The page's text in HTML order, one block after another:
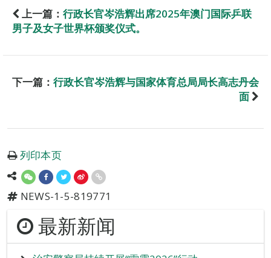
上一篇： 行政长官岑浩辉出席2025年澳门国际乒联
男子及女子世界杯颁奖仪式。
下一篇： 行政长官岑浩辉与国家体育总局局长高志丹会
面
列印本页
NEWS-1-5-819771
最新新闻